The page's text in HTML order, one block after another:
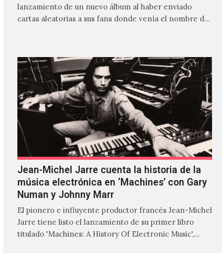
lanzamiento de un nuevo álbum al haber enviado
cartas aleatorias a sus fans donde venía el nombre de
Jean-Michel Jarre cuenta la historia de la
música electrónica en ‘Machines’ con Gary
Numan y Johnny Marr
El pionero e influyente productor francés Jean-Michel
Jarre tiene listo el lanzamiento de su primer libro
titulado 'Machines: A History Of Electronic Music',